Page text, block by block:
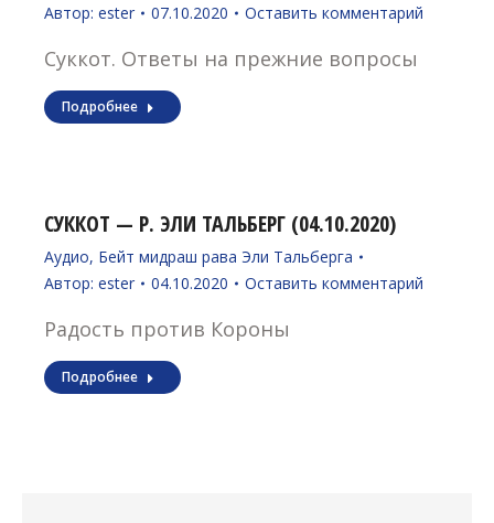
Автор: ester 07.10.2020 Оставить комментарий
Суккот. Ответы на прежние вопросы
Подробнее
СУККОТ — Р. ЭЛИ ТАЛЬБЕРГ (04.10.2020)
Аудио, Бейт мидраш рава Эли Тальберга
Автор: ester 04.10.2020 Оставить комментарий
Радость против Короны
Подробнее